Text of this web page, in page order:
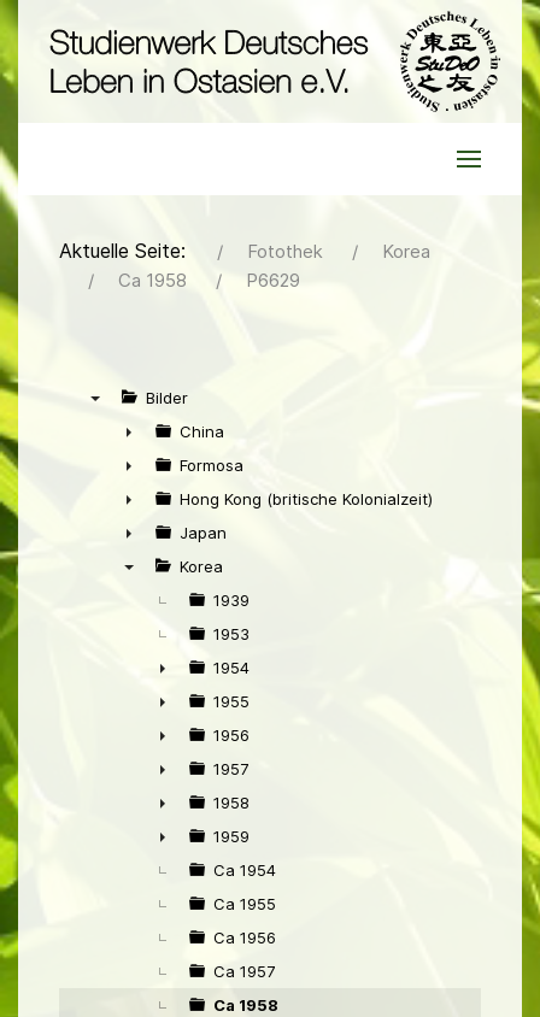
Aktuelle Seite: Fotothek
Korea
Ca 1958
P6629
Bilder
►
China
►
Formosa
►
Hong Kong (britische Kolonialzeit)
►
Japan
Korea
1939
1953
►
1954
►
1955
►
1956
►
1957
►
1958
►
1959
Ca 1954
Ca 1955
Ca 1956
Ca 1957
Ca 1958